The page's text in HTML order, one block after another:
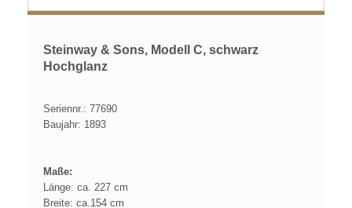
Steinway & Sons, Modell C, schwarz
Hochglanz
Seriennr.: 77690
Baujahr: 1893
Maße:
Länge: ca. 227 cm
Breite: ca.154 cm